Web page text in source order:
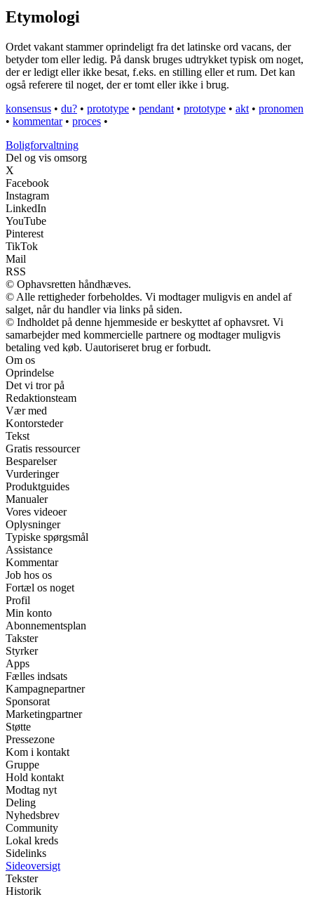
Etymologi
Ordet vakant stammer oprindeligt fra det latinske ord vacans, der
betyder tom eller ledig. På dansk bruges udtrykket typisk om noget,
der er ledigt eller ikke besat, f.eks. en stilling eller et rum. Det kan
også referere til noget, der er tomt eller ikke i brug.
konsensus • du? • prototype • pendant • prototype • akt • pronomen
• kommentar• proces •
Boligforvaltning
Del og vis omsorg
X
Facebook
Instagram
LinkedIn
YouTube
Pinterest
TikTok
Mail
RSS
© Ophavsretten håndhæves.
© Alle rettigheder forbeholdes. Vi modtager muligvis en andel af
salget, når du handler via links på siden.
© Indholdet på denne hjemmeside er beskyttet af ophavsret. Vi
samarbejder med kommercielle partnere og modtager muligvis
betaling ved køb. Uautoriseret brug er forbudt.
Om os
Oprindelse
Det vi tror på
Redaktionsteam
Vær med
Kontorsteder
Tekst
Gratis ressourcer
Besparelser
Vurderinger
Produktguides
Manualer
Vores videoer
Oplysninger
Typiske spørgsmål
Assistance
Kommentar
Job hos os
Fortæl os noget
Profil
Min konto
Abonnementsplan
Takster
Styrker
Apps
Fælles indsats
Kampagnepartner
Sponsorat
Marketingpartner
Støtte
Pressezone
Kom i kontakt
Gruppe
Hold kontakt
Modtag nyt
Deling
Nyhedsbrev
Community
Lokal kreds
Sidelinks
Sideoversigt
Tekster
Historik